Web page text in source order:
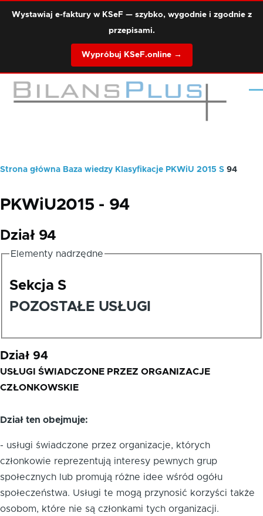
Wystawiaj e-faktury w KSeF — szybko, wygodnie i zgodnie z
przepisami.
Wypróbuj KSeF.online →
Ścieżka
nawigacyjna
Strona główna Baza wiedzy Klasyfikacje PKWiU 2015 S 94
PKWiU2015 - 94
Dział 94
Elementy nadrzędne
Sekcja S
POZOSTAŁE USŁUGI
Dział 94
USŁUGI ŚWIADCZONE PRZEZ ORGANIZACJE
CZŁONKOWSKIE
Dział ten obejmuje:
- usługi świadczone przez organizacje, których
członkowie reprezentują interesy pewnych grup
społecznych lub promują różne idee wśród ogółu
społeczeństwa. Usługi te mogą przynosić korzyści także
osobom, które nie są członkami tych organizacji.